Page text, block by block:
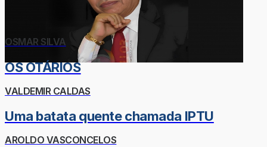
OSMAR SILVA
OS OTÁRIOS
VALDEMIR CALDAS
Uma batata quente chamada IPTU
AROLDO VASCONCELOS